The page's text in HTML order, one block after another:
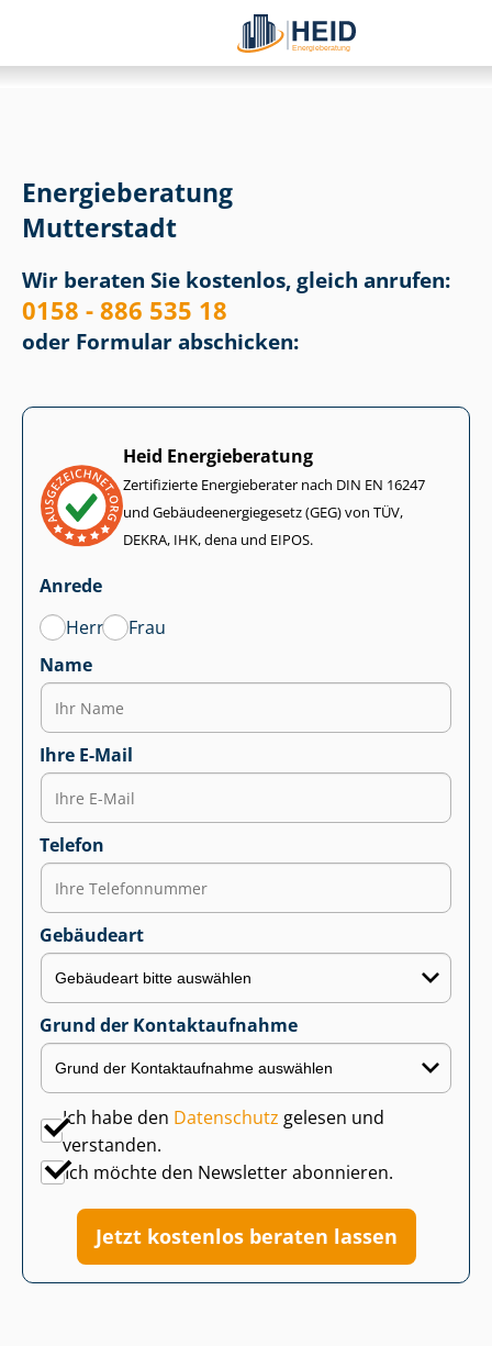
Energieberatung
Mutterstadt
Wir beraten Sie kostenlos, gleich anrufen:
0158 - 886 535 18
oder Formular abschicken:
Heid Energieberatung
Zertifizierte Energieberater nach DIN EN 16247
und Ge­bäu­de­en­er­gie­ge­setz (GEG) von TÜV,
DEKRA, IHK, dena und EIPOS.
Anrede
Herr
Frau
Name
Ihre E-Mail
Telefon
Gebäudeart
Grund der Kontaktaufnahme
Ich habe den Datenschutz gelesen und
verstanden.
Ich möchte den Newsletter abonnieren.
Jetzt kostenlos beraten lassen